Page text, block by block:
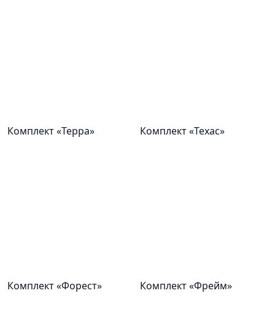
Комплект «Терра» Комплект «Техас»
Комплект «Форест» Комплект «Фрейм»